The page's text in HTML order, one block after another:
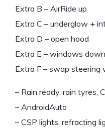
Extra B – AirRide up
Extra C – underglow +
Extra D – open hood
Extra E – windows
Extra F – swap steering
– Rain ready, rain tyres,
– AndroidAuto
– CSP lights, refracting